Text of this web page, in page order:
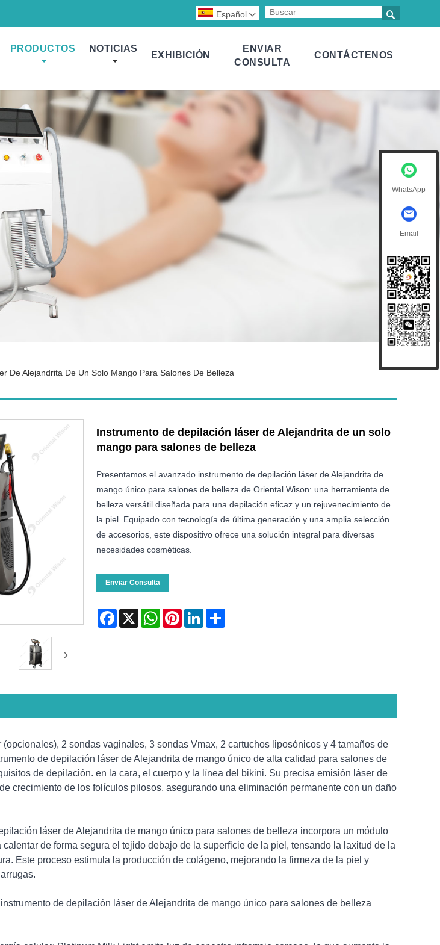

Español 
PRODUCTOS NOTICIAS
EXHIBICIÓN
ENVIAR
CONSULTA
CONTÁCTENOS
De Alejandrita De Un Solo Mango Para Salones De Belleza
Instrumento de depilación láser de Alejandrita de un solo
mango para salones de belleza
Presentamos el avanzado instrumento de depilación láser de Alejandrita de
mango único para salones de belleza de Oriental Wison: una herramienta de
belleza versátil diseñada para una depilación eficaz y un rejuvenecimiento de
la piel. Equipado con tecnología de última generación y una amplia selección
de accesorios, este dispositivo ofrece una solución integral para diversas
necesidades cosméticas.
Enviar Consulta
Facebook
X WhatsAppPinterestLinkedInShare
2 sondas vaginales, 3 sondas Vmax, 2 cartuchos liposónicos y 4 tamaños de
de depilación láser de Alejandrita de mango único de alta calidad para salones de
de depilación. en la cara, el cuerpo y la línea del bikini. Su precisa emisión láser de
crecimiento de los folículos pilosos, asegurando una eliminación permanente con un daño
láser de Alejandrita de mango único para salones de belleza incorpora un módulo
de forma segura el tejido debajo de la superficie de la piel, tensando la laxitud de la
Este proceso estimula la producción de colágeno, mejorando la firmeza de la piel y
de depilación láser de Alejandrita de mango único para salones de belleza
WhatsApp
Email